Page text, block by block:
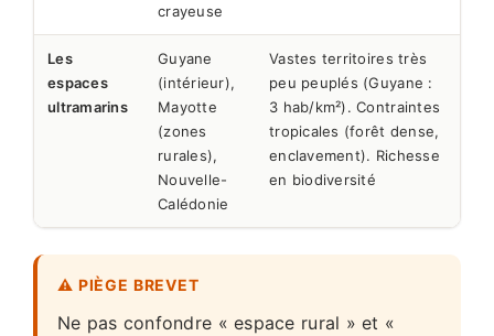
crayeuse
Les
espaces
ultramarins
Guyane
(intérieur),
Mayotte
(zones
rurales),
Nouvelle-
Calédonie
Vastes territoires très
peu peuplés (Guyane :
3 hab/km²). Contraintes
tropicales (forêt dense,
enclavement). Richesse
en biodiversité
⚠️ PIÈGE BREVET
Ne pas confondre « espace rural » et «